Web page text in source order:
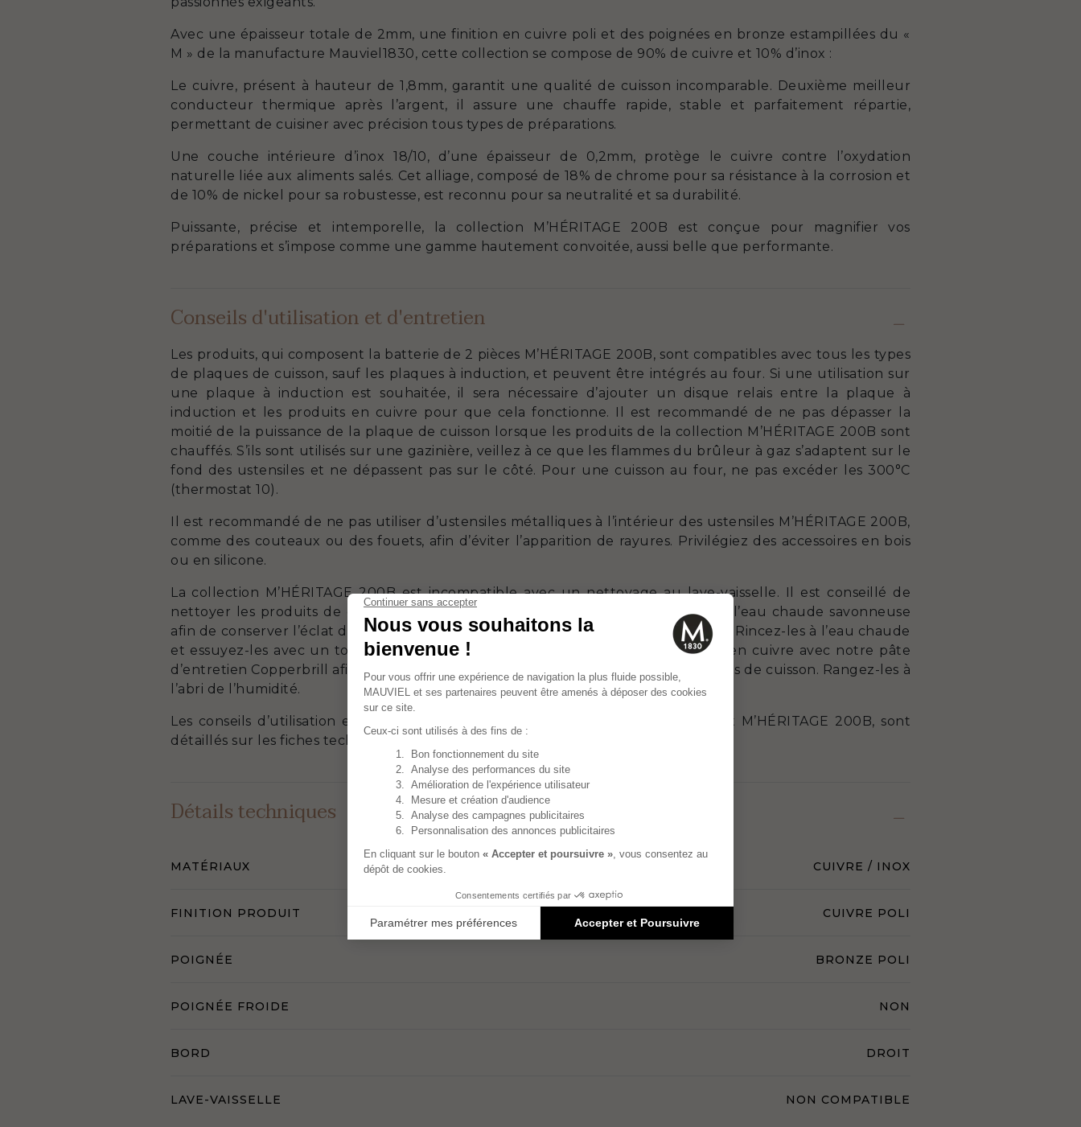
Avec une épaisseur totale de 2mm, une finition en cuivre poli et des poignées en bronze estampillées du «
M » de la manufacture Mauviel1830, cette collection se compose de 90% de cuivre et 10% d’inox :
Le cuivre, présent à hauteur de 1,8mm, garantit une qualité de cuisson incomparable. Deuxième meilleur
conducteur thermique après l’argent, il assure une chauffe rapide, stable et parfaitement répartie,
permettant de cuisiner avec précision tous types de préparations.
Une couche intérieure d’inox 18/10, d’une épaisseur de 0,2mm, protège le cuivre contre l’oxydation
naturelle liée aux aliments salés. Cet alliage, composé de 18% de chrome pour sa résistance à la corrosion et
de 10% de nickel pour sa robustesse, est reconnu pour sa neutralité et sa durabilité.
Puissante, précise et intemporelle, la collection M’HÉRITAGE 200B est conçue pour magnifier vos
préparations et s’impose comme une gamme hautement convoitée, aussi belle que performante.
Conseils d'utilisation et d'entretien
Les produits, qui composent la batterie de 2 pièces M’HÉRITAGE 200B, sont compatibles avec tous les types
de plaques de cuisson, sauf les plaques à induction, et peuvent être intégrés au four. Si une utilisation sur
une plaque à induction est souhaitée, il sera nécessaire d’ajouter un disque relais entre la plaque à
induction et les produits en cuivre pour que cela fonctionne. Il est recommandé de ne pas dépasser la
moitié de la puissance de la plaque de cuisson lorsque les produits de la collection M’HÉRITAGE 200B sont
chauffés. S’ils sont utilisés sur une gazinière, veillez à ce que les flammes du brûleur à gaz s’adaptent sur le
fond des ustensiles et ne dépassent pas sur le côté. Pour une cuisson au four, ne pas excéder les 300°C
(thermostat 10).
Il est recommandé de ne pas utiliser d’ustensiles métalliques à l’intérieur des ustensiles M’HÉRITAGE 200B,
comme des couteaux ou des fouets, afin d’éviter l’apparition de rayures. Privilégiez des accessoires en bois
ou en silicone.
La collection M’HÉRITAGE 200B est incompatible avec un nettoyage au lave-vaisselle. Il est conseillé de
nettoyer les produits de cette gamme à la main avec une éponge douce et de l’eau chaude savonneuse
afin de conserver l’éclat du cuivre. Assurez-vous d’utiliser un nettoyant sans javel. Rincez-les à l’eau chaude
et essuyez-les avec un torchon sec. Quelques fois par an, lustrez les ustensiles en cuivre avec notre pâte
d’entretien Copperbrill afin de les faire briller et de retirer les éventuelles marques de cuisson. Rangez-les à
l’abri de l’humidité.
Les conseils d’utilisation et d’entretien, de chaque ustensile qui compose ce set M’HÉRITAGE 200B, sont
détaillés sur les fiches techniques des produits en vente à l’unité.
Détails techniques
MATÉRIAUX CUIVRE / INOX
FINITION PRODUIT CUIVRE POLI
POIGNÉE BRONZE POLI
POIGNÉE FROIDE NON
BORD DROIT
LAVE-VAISSELLE NON COMPATIBLE